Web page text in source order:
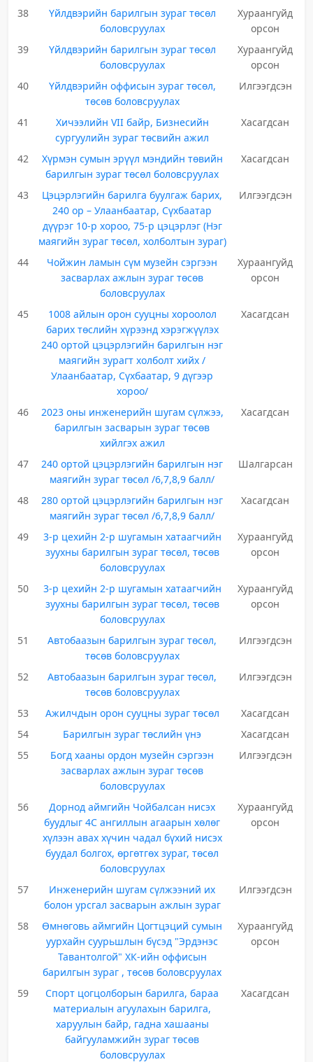
38
Үйлдвэрийн барилгын зураг төсөл
боловсруулах
Хураангуйд
орсон
39
Үйлдвэрийн барилгын зураг төсөл
боловсруулах
Хураангуйд
орсон
40
Үйлдвэрийн оффисын зураг төсөл,
төсөв боловсруулах
Илгээгдсэн
41
Хичээлийн VII байр, Бизнесийн
сургуулийн зураг төсвийн ажил
Хасагдсан
42
Хүрмэн сумын эрүүл мэндийн төвийн
барилгын зураг төсөл боловсруулах
Хасагдсан
43
Цэцэрлэгийн барилга буулгаж барих,
240 ор – Улаанбаатар, Сүхбаатар
дүүрэг 10-р хороо, 75-р цэцэрлэг (Нэг
маягийн зураг төсөл, холболтын зураг)
Илгээгдсэн
44
Чойжин ламын сүм музейн сэргээн
засварлах ажлын зураг төсөв
боловсруулах
Хураангуйд
орсон
45
1008 айлын орон сууцны хороолол
барих төслийн хүрээнд хэрэгжүүлэх
240 ортой цэцэрлэгийн барилгын нэг
маягийн зурагт холболт хийх /
Улаанбаатар, Сүхбаатар, 9 дүгээр
хороо/
Хасагдсан
46
2023 оны инженерийн шугам сүлжээ,
барилгын засварын зураг төсөв
хийлгэх ажил
Хасагдсан
47
240 ортой цэцэрлэгийн барилгын нэг
маягийн зураг төсөл /6,7,8,9 балл/
Шалгарсан
48
280 ортой цэцэрлэгийн барилгын нэг
маягийн зураг төсөл /6,7,8,9 балл/
Хасагдсан
49
3-р цехийн 2-р шугамын хатаагчийн
зуухны барилгын зураг төсөл, төсөв
боловсруулах
Хураангуйд
орсон
50
3-р цехийн 2-р шугамын хатаагчийн
зуухны барилгын зураг төсөл, төсөв
боловсруулах
Хураангуйд
орсон
51
Автобаазын барилгын зураг төсөл,
төсөв боловсруулах
Илгээгдсэн
52
Автобаазын барилгын зураг төсөл,
төсөв боловсруулах
Илгээгдсэн
53 Ажилчдын орон сууцны зураг төсөл
Хасагдсан
54
Барилгын зураг төслийн үнэ
Хасагдсан
55
Богд хааны ордон музейн сэргээн
засварлах ажлын зураг төсөв
боловсруулах
Илгээгдсэн
56
Дорнод аймгийн Чойбалсан нисэх
буудлыг 4С ангиллын агаарын хөлөг
хүлээн авах хүчин чадал бүхий нисэх
буудал болгох, өргөтгөх зураг, төсөл
боловсруулах
Хураангуйд
орсон
57
Инженерийн шугам сүлжээний их
болон урсгал засварын ажлын зураг
Илгээгдсэн
58
Өмнөговь аймгийн Цогтцэций сумын
уурхайн суурьшлын бүсэд "Эрдэнэс
Тавантолгой" ХК-ийн оффисын
барилгын зураг , төсөв боловсруулах
Хураангуйд
орсон
59
Спорт цогцолборын барилга, бараа
материалын агуулахын барилга,
харуулын байр, гадна хашааны
байгууламжийн зураг төсөв
боловсруулах
Хасагдсан